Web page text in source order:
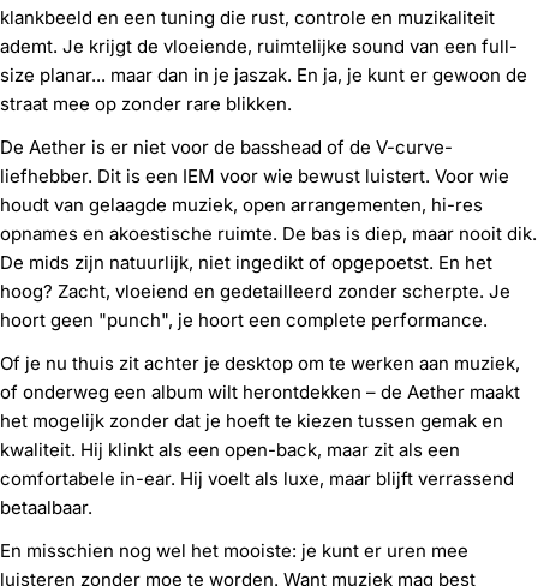
klankbeeld en een tuning die rust, controle en muzikaliteit
ademt. Je krijgt de vloeiende, ruimtelijke sound van een full-
size planar... maar dan in je jaszak. En ja, je kunt er gewoon de
straat mee op zonder rare blikken.
De Aether is er niet voor de basshead of de V-curve-
liefhebber. Dit is een IEM voor wie bewust luistert. Voor wie
houdt van gelaagde muziek, open arrangementen, hi-res
opnames en akoestische ruimte. De bas is diep, maar nooit dik.
De mids zijn natuurlijk, niet ingedikt of opgepoetst. En het
hoog? Zacht, vloeiend en gedetailleerd zonder scherpte. Je
hoort geen "punch", je hoort een complete performance.
Of je nu thuis zit achter je desktop om te werken aan muziek,
of onderweg een album wilt herontdekken – de Aether maakt
het mogelijk zonder dat je hoeft te kiezen tussen gemak en
kwaliteit. Hij klinkt als een open-back, maar zit als een
comfortabele in-ear. Hij voelt als luxe, maar blijft verrassend
betaalbaar.
En misschien nog wel het mooiste: je kunt er uren mee
luisteren zonder moe te worden. Want muziek mag best